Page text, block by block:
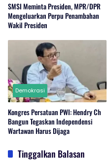
SMSI Meminta Presiden, MPR/DPR
Mengeluarkan Perpu Penambahan
Wakil Presiden
Demokrasi
Kongres Persatuan PWI: Hendry Ch
Bangun Tegaskan Independensi
Wartawan Harus Dijaga
Tinggalkan Balasan